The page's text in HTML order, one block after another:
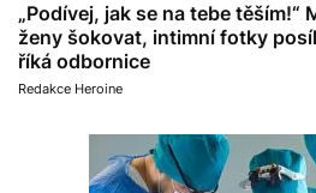
„Podívej, jak se na tebe
ženy šokovat, intimní fotky
říká odbornice
Redakce Heroine